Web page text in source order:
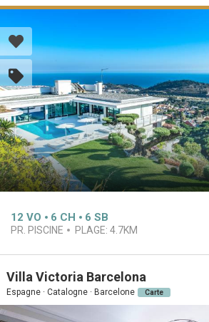
12 VO 6 CH 6 SB
PR. PISCINE PLAGE: 4.7KM
Villa Victoria Barcelona
Espagne · Catalogne · Barcelone Carte